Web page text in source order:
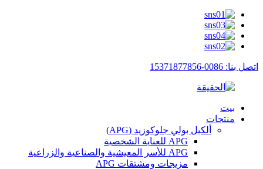
اتصل بنا: 0086-15371877856
بيت
منتجات
ألكيل بولي جلوكوزيد (APG)
APG للعناية الشخصية
APG للأسر المعيشية والصناعية والزراعية
مزيجات ومشتقات APG